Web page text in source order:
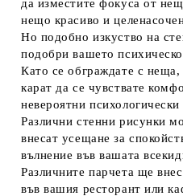
да изместите фокуса от
нещо красиво и
Но подобно изкуство на
подобри вашето
Като се обграждате с
карат да се чувствате
невероятни психологически
Различни стенни рисунки
внесат усещане за
вълнение във вашата
Различните парчета ще
във вашия ресторант или